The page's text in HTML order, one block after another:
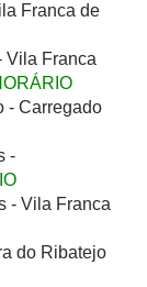
Franca de
Vila Franca
- Carregado
-
- Vila Franca
do Ribatejo